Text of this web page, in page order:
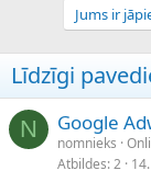
Jums ir
Līdzīgi
N Google
nomnieks
Atbildes 2